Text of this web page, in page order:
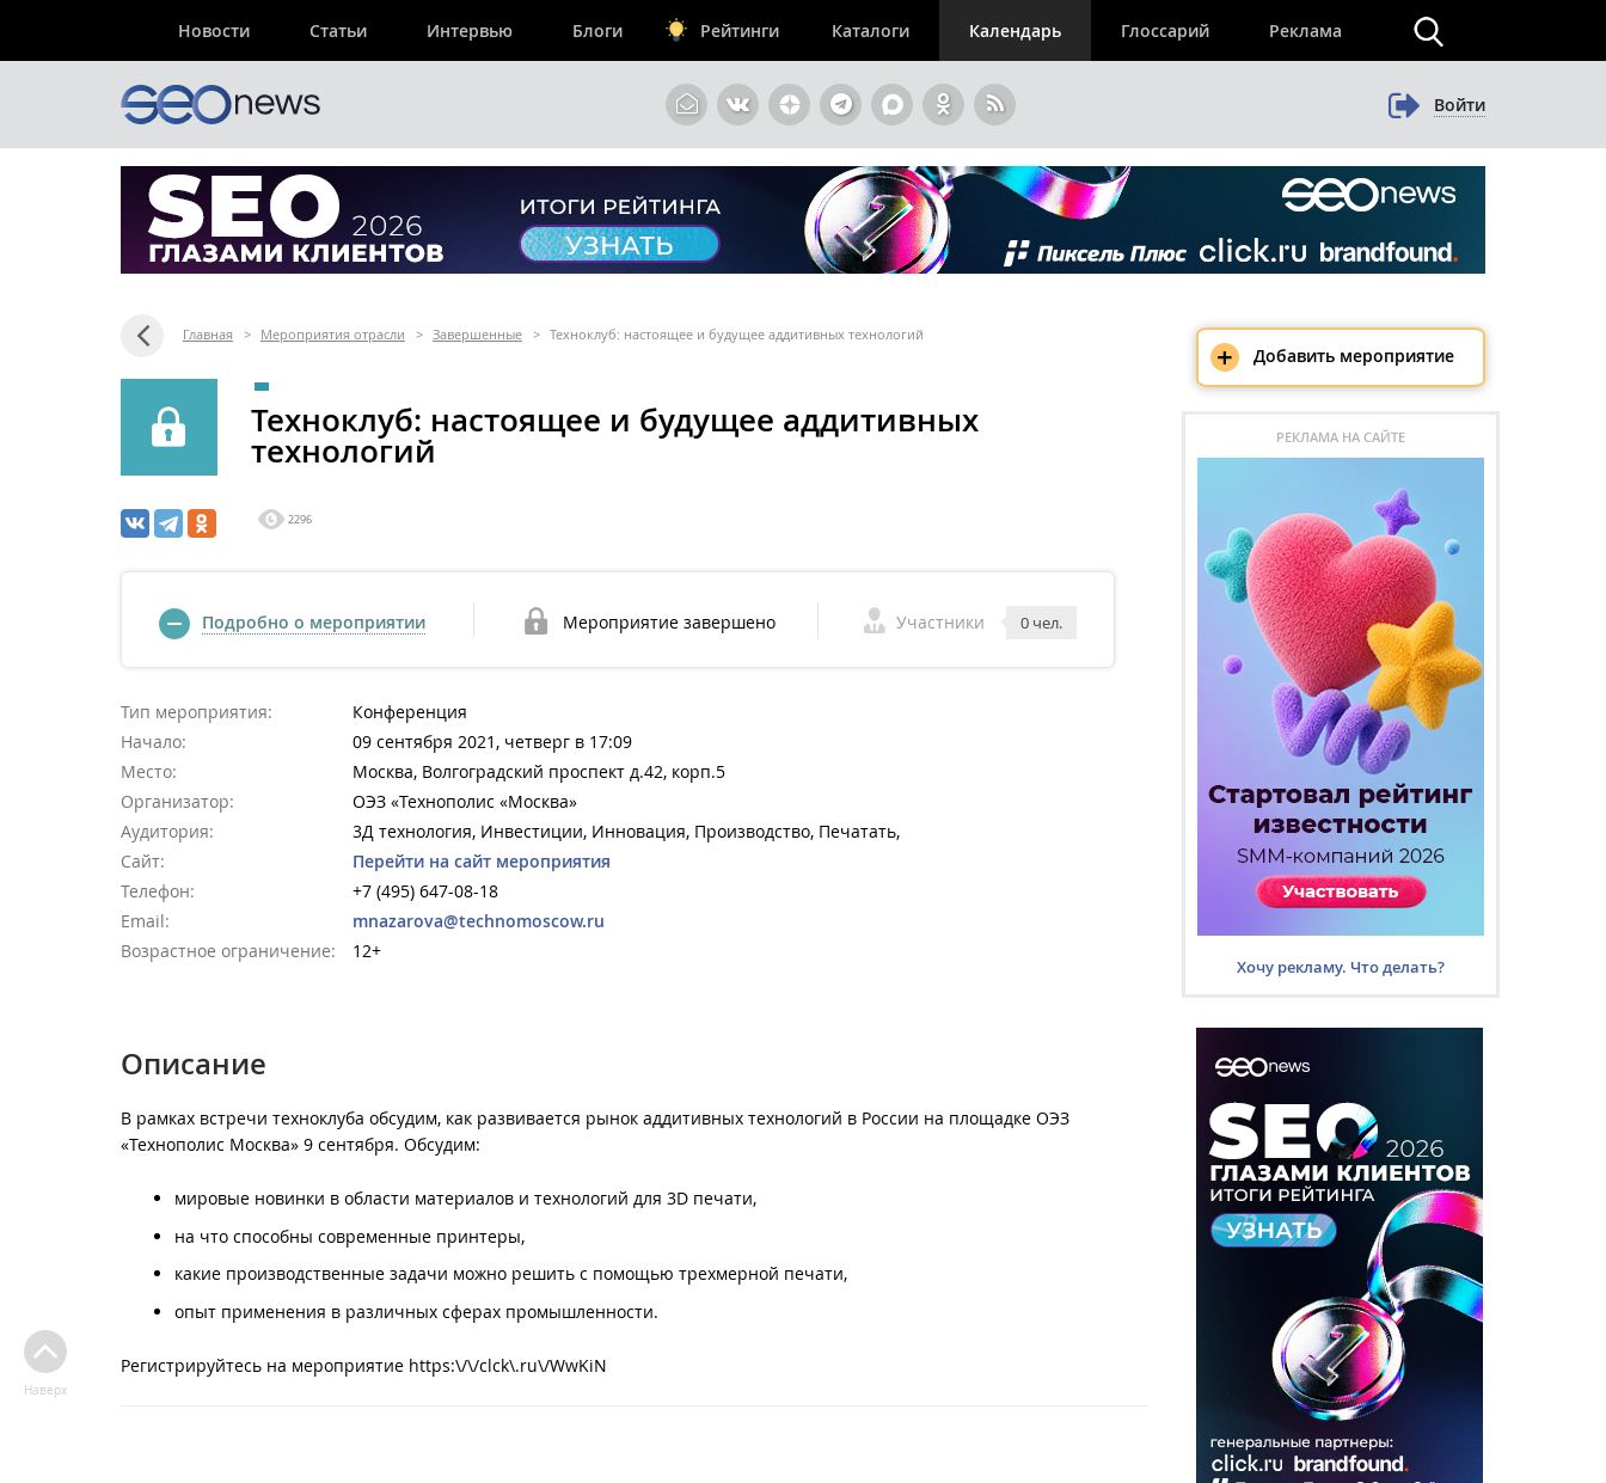
Новости Статьи Интервью Блоги Рейтинги Каталоги Календарь Глоссарий Реклама
Войти
Главная > Мероприятия отрасли > Завершенные > Техноклуб: настоящее и будущее аддитивных технологий
Техноклуб: настоящее и будущее аддитивных
технологий
2296
Подробно о мероприятии Мероприятие завершено Участники 0 чел.
Тип мероприятия:
Конференция
Начало:
09 сентября 2021, четверг в 17:09
Место:
Москва, Волгоградский проспект д.42, корп.5
Организатор:
ОЭЗ «Технополис «Москва»
Аудитория:
3Д технология, Инвестиции, Инновация, Производство, Печатать,
Сайт:
Перейти на сайт мероприятия
Телефон:
+7 (495) 647-08-18
Email:
mnazarova@technomoscow.ru
Возрастное ограничение:
12+
Описание
В рамках встречи техноклуба обсудим, как развивается рынок аддитивных технологий в России на площадке ОЭЗ
«Технополис Москва» 9 сентября. Обсудим:
мировые новинки в области материалов и технологий для 3D печати,
на что способны современные принтеры,
какие производственные задачи можно решить с помощью трехмерной печати,
опыт применения в различных сферах промышленности.
Регистрируйтесь на мероприятие https:\/\/clck\.ru\/WwKiN
Наверх
+ Добавить мероприятие
РЕКЛАМА НА САЙТЕ
Хочу рекламу. Что делать?